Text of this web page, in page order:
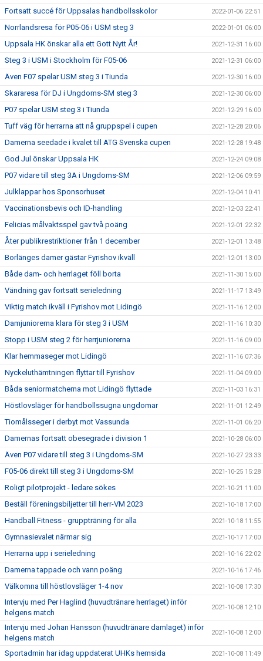
Fortsatt succé för Uppsalas handbollsskolor 2022-01-06 22:51
Norrlandsresa för P05-06 i USM steg 3 2022-01-01 06:00
Uppsala HK önskar alla ett Gott Nytt År! 2021-12-31 16:00
Steg 3 i USM i Stockholm för F05-06 2021-12-31 06:00
Även F07 spelar USM steg 3 i Tiunda 2021-12-30 16:00
Skararesa för DJ i Ungdoms-SM steg 3 2021-12-30 06:00
P07 spelar USM steg 3 i Tiunda 2021-12-29 16:00
Tuff väg för herrarna att nå gruppspel i cupen 2021-12-28 20:06
Damerna seedade i kvalet till ATG Svenska cupen 2021-12-28 19:48
God Jul önskar Uppsala HK 2021-12-24 09:08
P07 vidare till steg 3A i Ungdoms-SM 2021-12-06 09:59
Julklappar hos Sponsorhuset 2021-12-04 10:41
Vaccinationsbevis och ID-handling 2021-12-03 22:41
Felicias målvaktsspel gav två poäng 2021-12-01 22:32
Åter publikrestriktioner från 1 december 2021-12-01 13:48
Borlänges damer gästar Fyrishov ikväll 2021-12-01 13:00
Både dam- och herrlaget föll borta 2021-11-30 15:00
Vändning gav fortsatt serieledning 2021-11-17 13:49
Viktig match ikväll i Fyrishov mot Lidingö 2021-11-16 12:00
Damjuniorerna klara för steg 3 i USM 2021-11-16 10:30
Stopp i USM steg 2 för herrjuniorerna 2021-11-16 09:00
Klar hemmaseger mot Lidingö 2021-11-16 07:36
Nyckeluthämtningen flyttar till Fyrishov 2021-11-04 09:00
Båda seniormatcherna mot Lidingö flyttade 2021-11-03 16:31
Höstlovsläger för handbollssugna ungdomar 2021-11-01 12:49
Tiomålsseger i derbyt mot Vassunda 2021-11-01 06:20
Damernas fortsatt obesegrade i division 1 2021-10-28 06:00
Även P07 vidare till steg 3 i Ungdoms-SM 2021-10-27 23:33
F05-06 direkt till steg 3 i Ungdoms-SM 2021-10-25 15:28
Roligt pilotprojekt - ledare sökes 2021-10-21 11:00
Beställ föreningsbiljetter till herr-VM 2023 2021-10-18 17:00
Handball Fitness - gruppträning för alla 2021-10-18 11:55
Gymnasievalet närmar sig 2021-10-17 17:00
Herrarna upp i serieledning 2021-10-16 22:02
Damerna tappade och vann poäng 2021-10-16 17:46
Välkomna till höstlovsläger 1-4 nov 2021-10-08 17:30
Intervju med Per Haglind (huvudtränare herrlaget) inför
helgens match
2021-10-08 12:10
Intervju med Johan Hansson (huvudtränare damlaget) inför
helgens match
2021-10-08 12:00
Sportadmin har idag uppdaterat UHKs hemsida 2021-10-08 11:49